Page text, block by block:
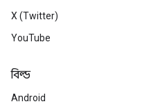
X (Twitter)
YouTube
বিল্ড
Android